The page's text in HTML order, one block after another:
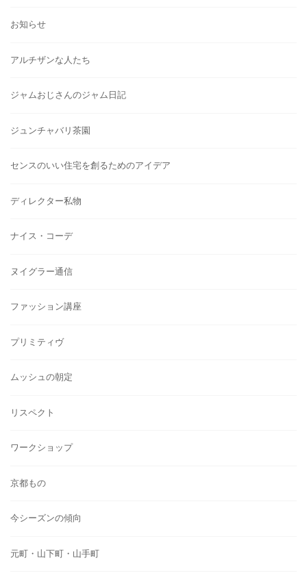
お知らせ
アルチザンな人たち
ジャムおじさんのジャム日記
ジュンチャバリ茶園
センスのいい住宅を創るためのアイデア
ディレクター私物
ナイス・コーデ
ヌイグラー通信
ファッション講座
プリミティヴ
ムッシュの朝定
リスペクト
ワークショップ
京都もの
今シーズンの傾向
元町・山下町・山手町